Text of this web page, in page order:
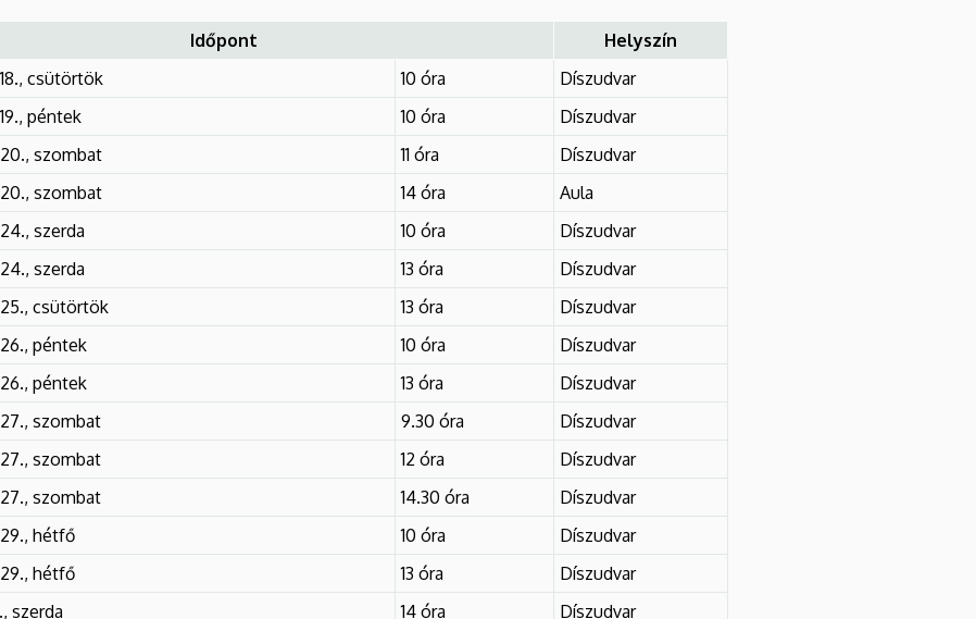
Időpont
Helyszín
csütörtök 10 óra
Díszudvar
péntek 10 óra
Díszudvar
szombat 11 óra
Díszudvar
szombat 14 óra
Aula
szerda 10 óra
Díszudvar
szerda 13 óra
Díszudvar
csütörtök 13 óra
Díszudvar
péntek 10 óra
Díszudvar
péntek 13 óra
Díszudvar
szombat 9.30 óra
Díszudvar
szombat 12 óra
Díszudvar
szombat 14.30 óra
Díszudvar
hétfő 10 óra
Díszudvar
hétfő 13 óra
Díszudvar
szerda 14 óra Díszudvar